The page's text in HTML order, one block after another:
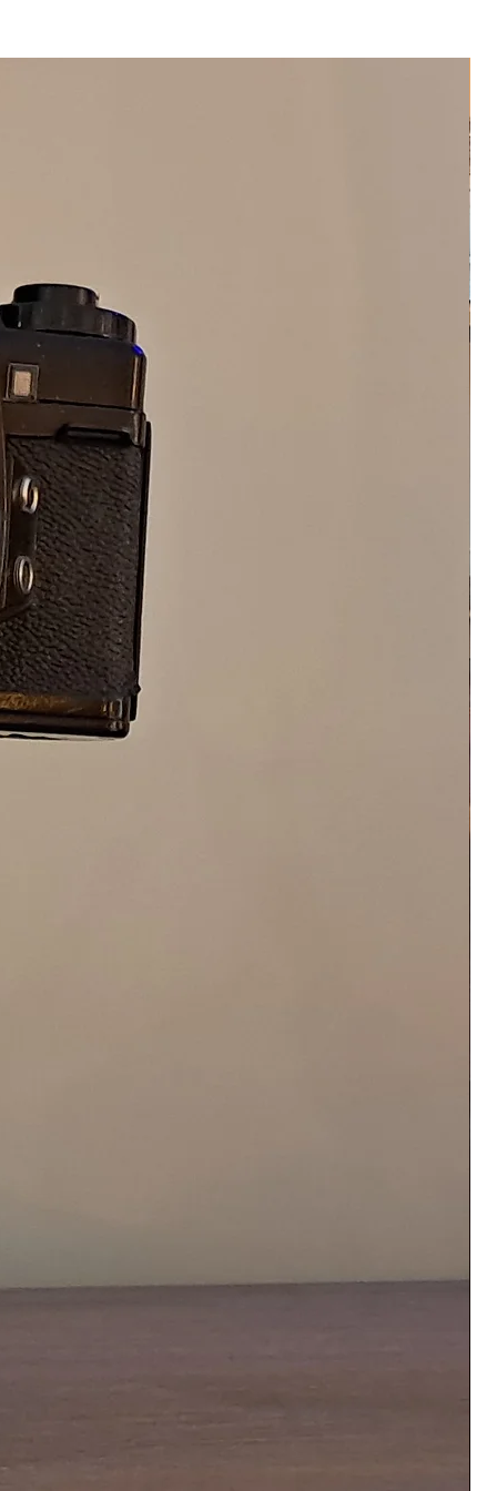
olarak kullanılabilir.
için kendine has detaylar
ürün farklı desen ve tarza
konu görsellik olduğu için
çözünürlüklü kamera ile
bilgisayar monitörleri ve
ufak renk değişimleri olabilir.